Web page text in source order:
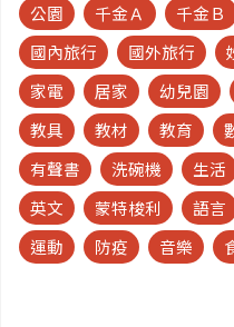
公園
千金Ａ 千金Ｂ
國內旅行
國外旅行
家電
居家 幼兒園
教具
教材 教育
有聲書
洗碗機 生活
英文
蒙特梭利 語言
運動
防疫 音樂